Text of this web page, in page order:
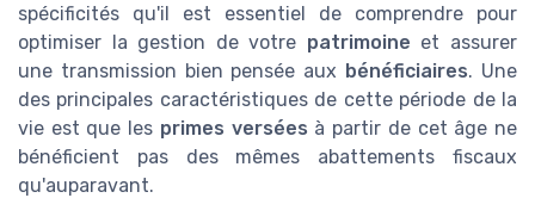
spécificités qu'il est essentiel de comprendre pour
optimiser la gestion de votre patrimoine et assurer
une transmission bien pensée aux bénéficiaires. Une
des principales caractéristiques de cette période de la
vie est que les primes versées à partir de cet âge ne
bénéficient pas des mêmes abattements fiscaux
qu'auparavant.